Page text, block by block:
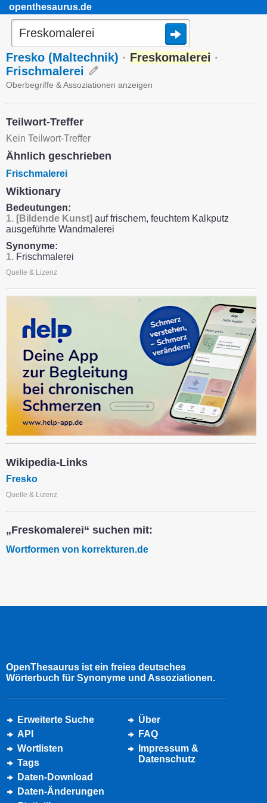
openthesaurus.de
Fresko (Maltechnik) · Freskomalerei ·
Frischmalerei
Oberbegriffe & Assoziationen anzeigen
Teilwort-Treffer
Kein Teilwort-Treffer
Ähnlich geschrieben
Frischmalerei
Wiktionary
Bedeutungen:
1. [Bildende Kunst] auf frischem, feuchtem Kalkputz
ausgeführte Wandmalerei
Synonyme:
1. Frischmalerei
Quelle & Lizenz
Wikipedia-Links
Fresko
Quelle & Lizenz
„Freskomalerei“ suchen mit:
Wortformen von korrekturen.de
OpenThesaurus ist ein freies deutsches
Wörterbuch für Synonyme und Assoziationen.
Erweiterte Suche
API
Wortlisten
Tags
Daten-Download
Daten-Änderungen
Über
FAQ
Impressum &
Datenschutz